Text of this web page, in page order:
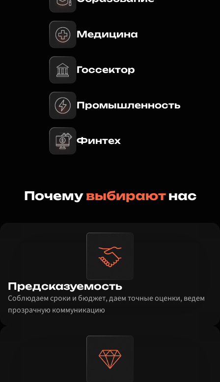
Медицина
Госсектор
Промышленность
Финтех
Почему выбираютнас
Предсказуемость
Соблюдаем сроки и бюджет, даем точные оценки, ведем
прозрачную коммуникацию